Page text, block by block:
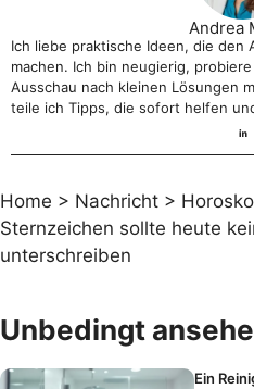
Andrea
Ich liebe praktische Ideen, die den
machen. Ich bin neugierig,
Ausschau nach kleinen Lösungen
teile ich Tipps, die sofort helfen
Home > Nachricht >
Sternzeichen sollte heute
unterschreiben
Unbedingt
Ein